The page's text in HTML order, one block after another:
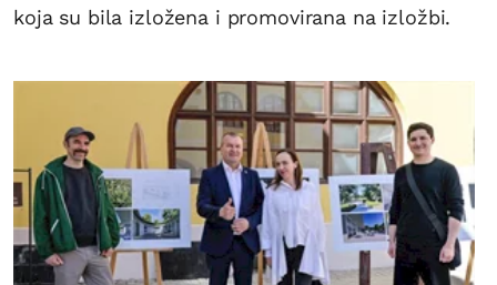
koja su bila izložena i promovirana na izložbi.